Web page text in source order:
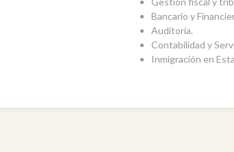
Bancario y
Auditoría.
Contabilidad y
Inmigración en